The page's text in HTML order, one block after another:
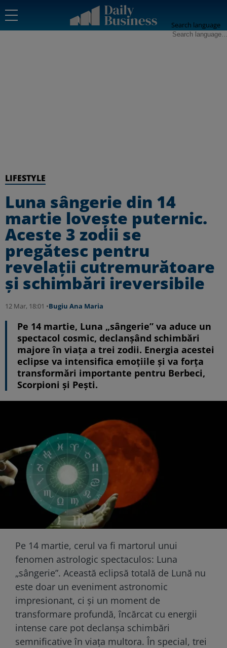
Search language
LIFESTYLE
Luna sângerie din 14
martie lovește puternic.
Aceste 3 zodii se
pregătesc pentru
revelații cutremurătoare
și schimbări ireversibile
12 Mar, 18:01 •Bugiu ⁠Ana Maria
Pe 14 martie, Luna „sângerie” va aduce un
spectacol cosmic, declanșând schimbări
majore în viața a trei zodii. Energia acestei
eclipse va intensifica emoțiile și va forța
transformări importante pentru Berbeci,
Scorpioni și Pești.
Pe 14 martie, cerul va fi martorul unui
fenomen astrologic spectaculos: Luna
„sângerie”. Această eclipsă totală de Lună nu
este doar un eveniment astronomic
impresionant, ci și un moment de
transformare profundă, încărcat cu energii
intense care pot declanșa schimbări
semnificative în viața multora. În special, trei